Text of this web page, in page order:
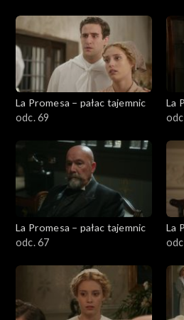
La Promesa – pałac tajemnic
odc. 69
La
La Promesa – pałac tajemnic
odc. 67
La